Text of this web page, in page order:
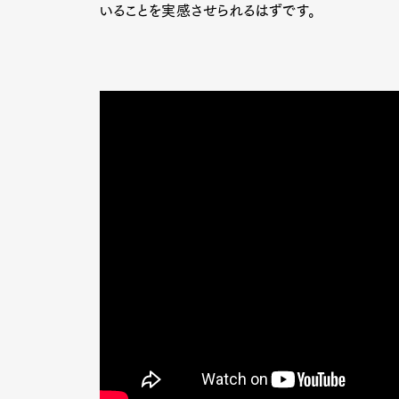
いることを実感させられるはずです。